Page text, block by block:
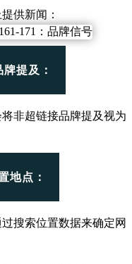
供新闻：
提及：
非超链接品牌提及视为
地点：
搜索位置数据来确定网